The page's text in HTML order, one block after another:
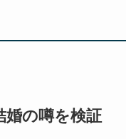
婚の噂を検証